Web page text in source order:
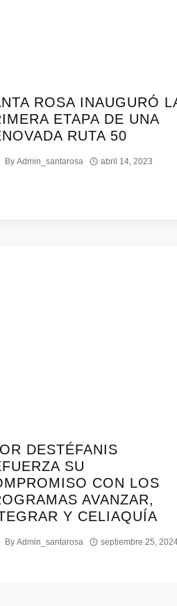
ROSA INAUGURÓ
ETAPA DE UNA
RUTA 50
By Admin_santarosa abril 14, 2023
DESTÉFANIS
SU
CON LOS
AVANZAR,
Y CELIAQUÍA
By Admin_santarosa septiembre 25,